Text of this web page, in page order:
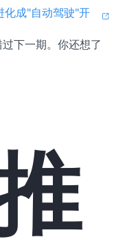
化成"自动驾驶"开
下一期。你还想了